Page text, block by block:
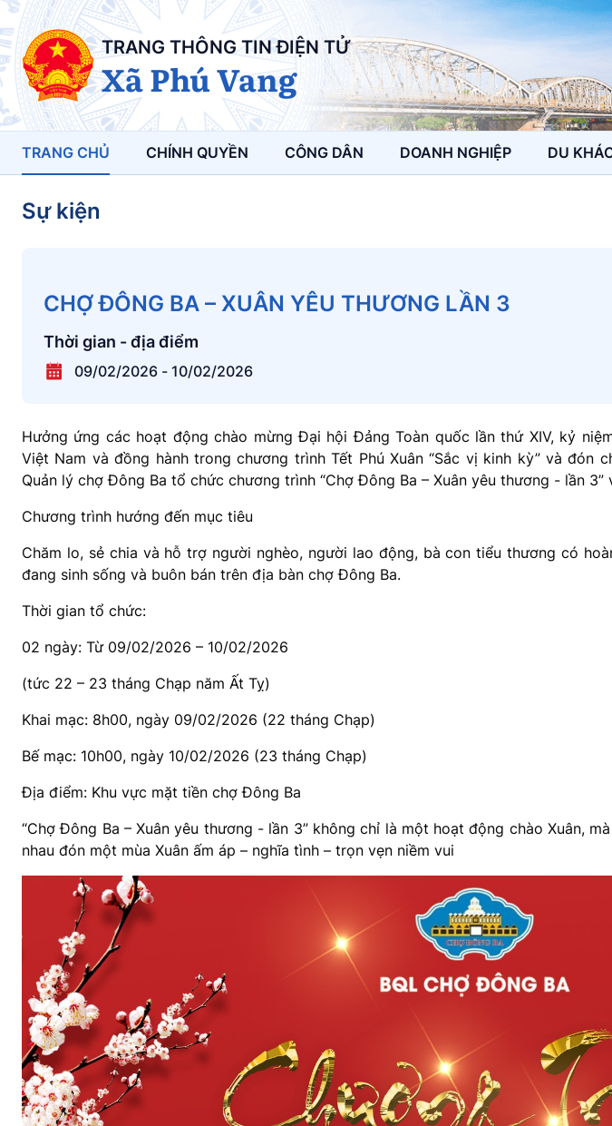
TRANG THÔNG TIN ĐIỆN TỬ
Xã Phú Vang
TRANG CHỦ CHÍNH QUYỀN CÔNG DÂN DOANH NGHIỆP DU
Sự kiện
CHỢ ĐÔNG BA – XUÂN YÊU THƯƠNG LẦN 3
Thời gian - địa điểm
09/02/2026 - 10/02/2026
Hưởng ứng các hoạt động chào mừng Đại hội Đảng Toàn quốc lần thứ XIV, kỷ
Việt Nam và đồng hành trong chương trình Tết Phú Xuân “Sắc vị kinh kỳ” và đón
Quản lý chợ Đông Ba tổ chức chương trình “Chợ Đông Ba – Xuân yêu thương - lần 3”
Chương trình hướng đến mục tiêu
Chăm lo, sẻ chia và hỗ trợ người nghèo, người lao động, bà con tiểu thương có
đang sinh sống và buôn bán trên địa bàn chợ Đông Ba.
Thời gian tổ chức:
02 ngày: Từ 09/02/2026 – 10/02/2026
(tức 22 – 23 tháng Chạp năm Ất Tỵ)
Khai mạc: 8h00, ngày 09/02/2026 (22 tháng Chạp)
Bế mạc: 10h00, ngày 10/02/2026 (23 tháng Chạp)
Địa điểm: Khu vực mặt tiền chợ Đông Ba
“Chợ Đông Ba – Xuân yêu thương - lần 3” không chỉ là một hoạt động chào Xuân,
nhau đón một mùa Xuân ấm áp – nghĩa tình – trọn vẹn niềm vui